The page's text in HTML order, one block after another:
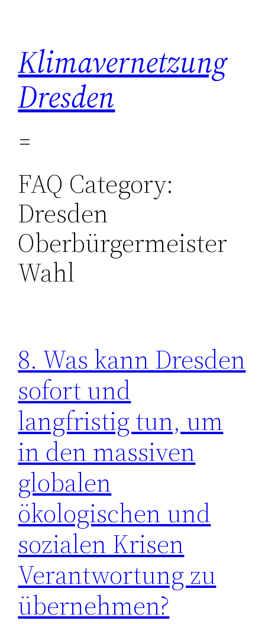
springen
Klimavernetzung
Dresden
FAQ Category:
Dresden
Oberbürgermeister
Wahl
8. Was kann Dresden
sofort und
langfristig tun, um
in den massiven
globalen
ökologischen und
sozialen Krisen
Verantwortung zu
übernehmen?